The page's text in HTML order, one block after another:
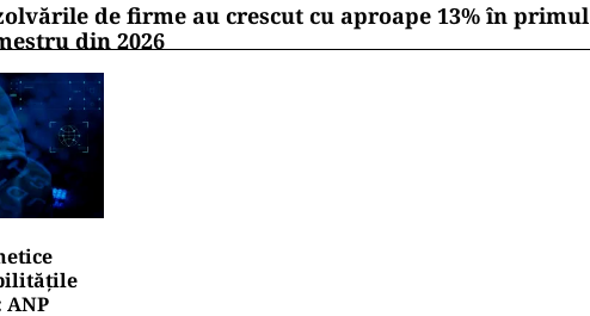
de firme au crescut cu aproape 13% în primul
din 2026